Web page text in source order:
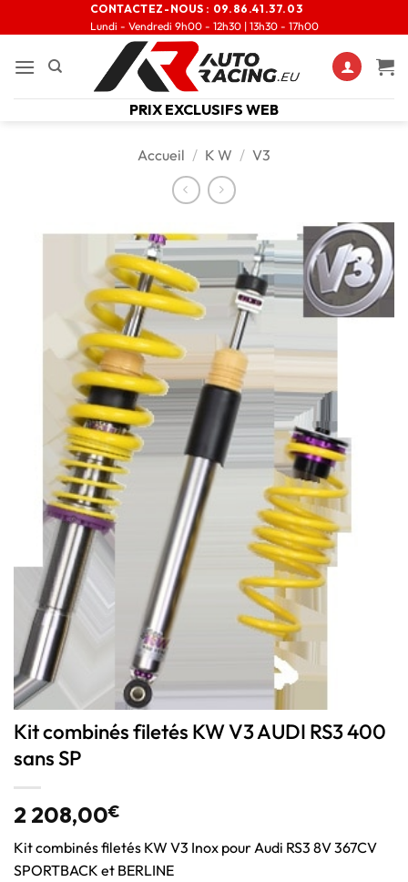
CONTACTEZ-NOUS : 09.86.41.37.03
Lundi - Vendredi 9h00 - 12h30 | 13h30 - 17h00
PRIX EXCLUSIFS WEB
Accueil / K W / V3
Kit combinés filetés KW V3 AUDI RS3 400
sans SP
2 208,00€
Kit combinés filetés KW V3 Inox pour Audi RS3 8V 367CV
SPORTBACK et BERLINE